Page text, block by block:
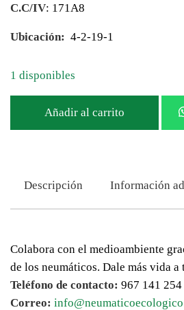
C.C/IV: 171A8
Ubicación: 4-2-19-1
1 disponibles
Añadir al carrito
Descripción Información
Colabora con el medioambiente
de los neumáticos. Dale más vida a
Teléfono de contacto: 967 141 254
Correo: